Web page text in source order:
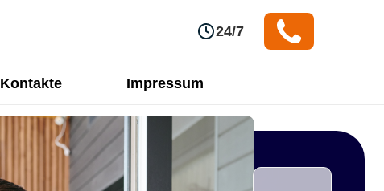
24/7
Kontakte Impressum